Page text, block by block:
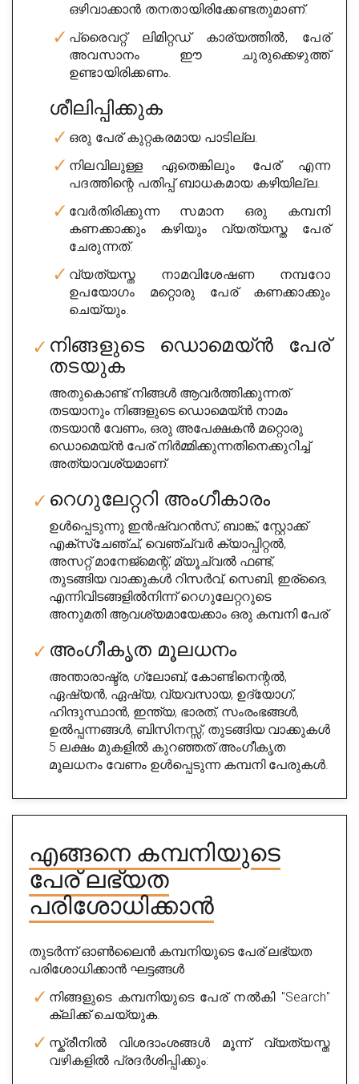
ഒഴിവാക്കാൻ തനതായിരിക്കേണ്ടതുമാണ്.
പ്രൈവറ്റ് ലിമിറ്റഡ് കാര്യത്തിൽ, പേര്
അവസാനം ഈ ചുരുക്കെഴുത്ത്
ഉണ്ടായിരിക്കണം.
ശീലിപ്പിക്കുക
ഒരു പേര് കുറ്റകരമായ പാടില്ല.
നിലവിലുള്ള ഏതെങ്കിലും പേര് എന്ന
പദത്തിന്റെ പതിപ്പ് ബാധകമായ കഴിയില്ല.
വേർതിരിക്കുന്ന സമാന ഒരു കമ്പനി
കണക്കാക്കും കഴിയും വ്യത്യസ്ത പേര്
ചേരുന്നത്.
വ്യത്യസ്ത നാമവിശേഷണ നമ്പറോ
ഉപയോഗം മറ്റൊരു പേര് കണക്കാക്കും
ചെയ്യും.
നിങ്ങളുടെ ഡൊമെയ്ൻ പേര്
തടയുക
അതുകൊണ്ട് നിങ്ങൾ ആവർത്തിക്കുന്നത്
തടയാനും നിങ്ങളുടെ ഡൊമെയ്ൻ നാമം
തടയാൻ വേണം, ഒരു അപേക്ഷകൻ മറ്റൊരു
ഡൊമെയ്ൻ പേര് നിർമ്മിക്കുന്നതിനെക്കുറിച്ച്
അത്യാവശ്യമാണ്.
റെഗുലേറ്ററി അംഗീകാരം
ഉൾപ്പെടുന്നു ഇൻഷ്വറൻസ്, ബാങ്ക്, സ്റ്റോക്ക്
എക്സ്ചേഞ്ച്, വെഞ്ച്വർ ക്യാപ്പിറ്റൽ,
അസറ്റ് മാനേജ്മെന്റ്, മ്യൂച്വൽ ഫണ്ട്,
തുടങ്ങിയ വാക്കുകൾ റിസർവ്, സെബി, ഇര്ദൈ,
എന്നിവിടങ്ങളിൽനിന്ന് റെഗുലേറ്ററുടെ
അനുമതി ആവശ്യമായേക്കാം ഒരു കമ്പനി പേര്
അംഗീകൃത മൂലധനം
അന്താരാഷ്ട്ര, ഗ്ലോബ്, കോണ്ടിനെന്റൽ,
ഏഷ്യൻ, ഏഷ്യ, വ്യവസായ, ഉദ്യോഗ്,
ഹിന്ദുസ്ഥാൻ, ഇന്ത്യ, ഭാരത്, സംരംഭങ്ങൾ,
ഉൽപ്പന്നങ്ങൾ, ബിസിനസ്സ്, തുടങ്ങിയ വാക്കുകൾ
5 ലക്ഷം മുകളിൽ കുറഞ്ഞത് അംഗീകൃത
മൂലധനം വേണം ഉൾപ്പെടുന്ന കമ്പനി പേരുകൾ.
എങ്ങനെ കമ്പനിയുടെ
പേര് ലഭ്യത
പരിശോധിക്കാൻ
തുടർന്ന് ഓൺലൈൻ കമ്പനിയുടെ പേര് ലഭ്യത
പരിശോധിക്കാൻ ഘട്ടങ്ങൾ
നിങ്ങളുടെ കമ്പനിയുടെ പേര് നൽകി "Search"
ക്ലിക്ക് ചെയ്യുക.
സ്ക്രീനിൽ വിശദാംശങ്ങൾ മൂന്ന് വ്യത്യസ്ത
വഴികളിൽ പ്രദർശിപ്പിക്കും: